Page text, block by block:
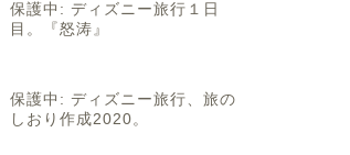
保護中: ディズニー旅行１日
目。『怒涛』
保護中: ディズニー旅行、旅の
しおり作成2020。